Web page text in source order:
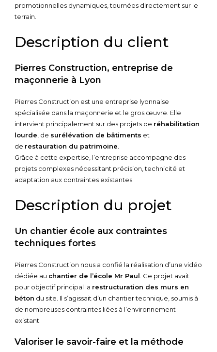
promotionnelles dynamiques, tournées directement sur le
terrain.
Description du client
Pierres Construction, entreprise de
maçonnerie à Lyon
Pierres Construction est une entreprise lyonnaise
spécialisée dans la maçonnerie et le gros œuvre. Elle
intervient principalement sur des projets de réhabilitation
lourde , de surélévation de bâtiments et
de restauration du patrimoine
Grâce à cette expertise, l’entreprise accompagne des
projets complexes nécessitant précision, technicité et
adaptation aux contraintes existantes.
Description du projet
Un chantier école aux contraintes
techniques fortes
Pierres Construction nous a confié la réalisation d’une vidéo
dédiée au chantier de l’école Mr Paul . Ce projet avait
pour objectif principal la restructuration des murs en
béton du site. Il s’agissait d’un chantier technique, soumis à
de nombreuses contraintes liées à l’environnement
existant.
Valoriser le savoir-faire et la méthode